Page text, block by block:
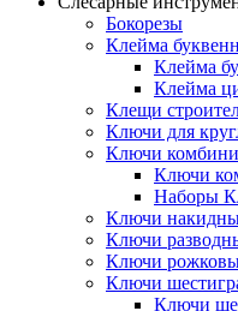
Бокорезы
Клейма
Клейма
Клейма
Клещи
Ключи для
Ключи
Ключи
Наборы
Ключи
Ключи
Ключи
Ключи
Ключи